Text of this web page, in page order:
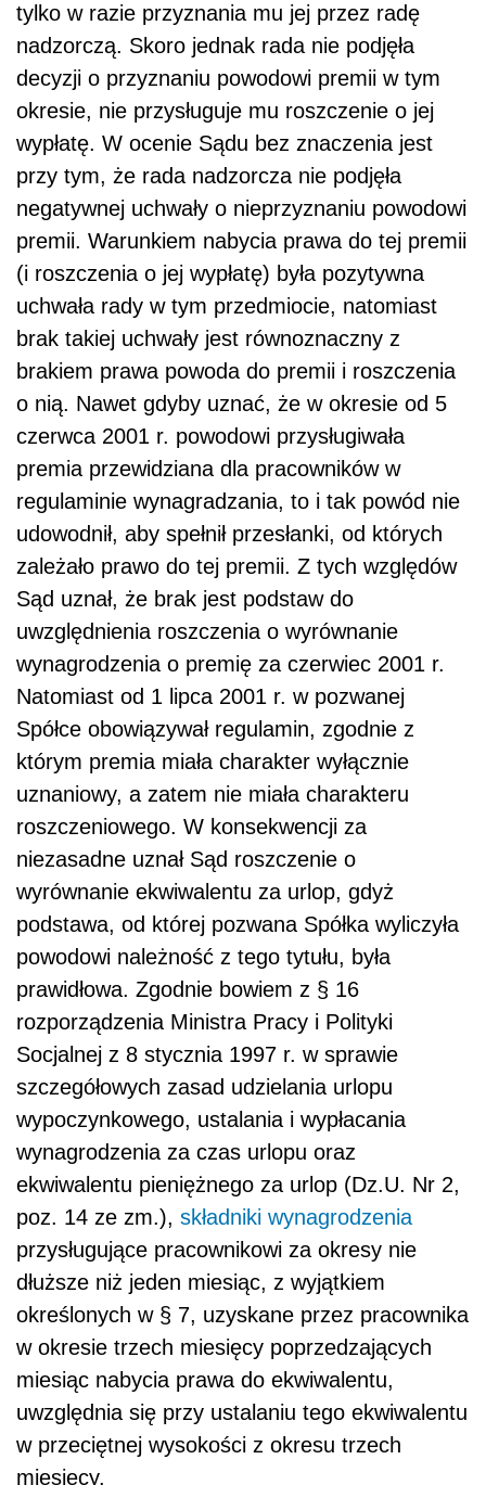
tylko w razie przyznania mu jej przez radę
nadzorczą. Skoro jednak rada nie podjęła
decyzji o przyznaniu powodowi premii w tym
okresie, nie przysługuje mu roszczenie o jej
wypłatę. W ocenie Sądu bez znaczenia jest
przy tym, że rada nadzorcza nie podjęła
negatywnej uchwały o nieprzyznaniu powodowi
premii. Warunkiem nabycia prawa do tej premii
(i roszczenia o jej wypłatę) była pozytywna
uchwała rady w tym przedmiocie, natomiast
brak takiej uchwały jest równoznaczny z
brakiem prawa powoda do premii i roszczenia
o nią. Nawet gdyby uznać, że w okresie od 5
czerwca 2001 r. powodowi przysługiwała
premia przewidziana dla pracowników w
regulaminie wynagradzania, to i tak powód nie
udowodnił, aby spełnił przesłanki, od których
zależało prawo do tej premii. Z tych względów
Sąd uznał, że brak jest podstaw do
uwzględnienia roszczenia o wyrównanie
wynagrodzenia o premię za czerwiec 2001 r.
Natomiast od 1 lipca 2001 r. w pozwanej
Spółce obowiązywał regulamin, zgodnie z
którym premia miała charakter wyłącznie
uznaniowy, a zatem nie miała charakteru
roszczeniowego. W konsekwencji za
niezasadne uznał Sąd roszczenie o
wyrównanie ekwiwalentu za urlop, gdyż
podstawa, od której pozwana Spółka wyliczyła
powodowi należność z tego tytułu, była
prawidłowa. Zgodnie bowiem z § 16
rozporządzenia Ministra Pracy i Polityki
Socjalnej z 8 stycznia 1997 r. w sprawie
szczegółowych zasad udzielania urlopu
wypoczynkowego, ustalania i wypłacania
wynagrodzenia za czas urlopu oraz
ekwiwalentu pieniężnego za urlop (Dz.U. Nr 2,
poz. 14 ze zm.), składniki wynagrodzenia
przysługujące pracownikowi za okresy nie
dłuższe niż jeden miesiąc, z wyjątkiem
określonych w § 7, uzyskane przez pracownika
w okresie trzech miesięcy poprzedzających
miesiąc nabycia prawa do ekwiwalentu,
uwzględnia się przy ustalaniu tego ekwiwalentu
w przeciętnej wysokości z okresu trzech
miesięcy.